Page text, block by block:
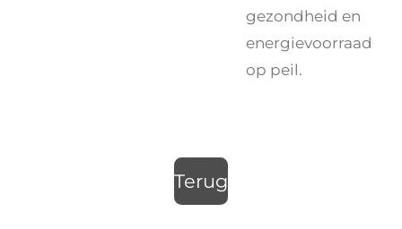
gezondheid en
energievoorraad
op peil.
Terug